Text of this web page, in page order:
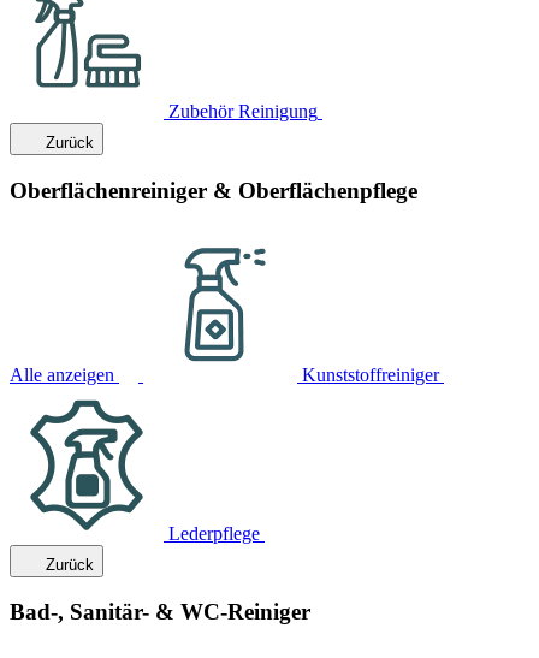
Zubehör Reinigung
Zurück
Oberflächenreiniger & Oberflächenpflege
Alle anzeigen Kunststoffreiniger
Lederpflege
Zurück
Bad-, Sanitär- & WC-Reiniger